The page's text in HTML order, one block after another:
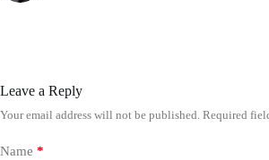
Leave a Reply
Your email address will not be published. Required
Name *